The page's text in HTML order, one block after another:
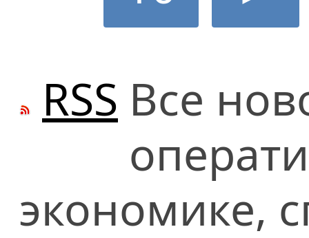
RSS Все
экономике,